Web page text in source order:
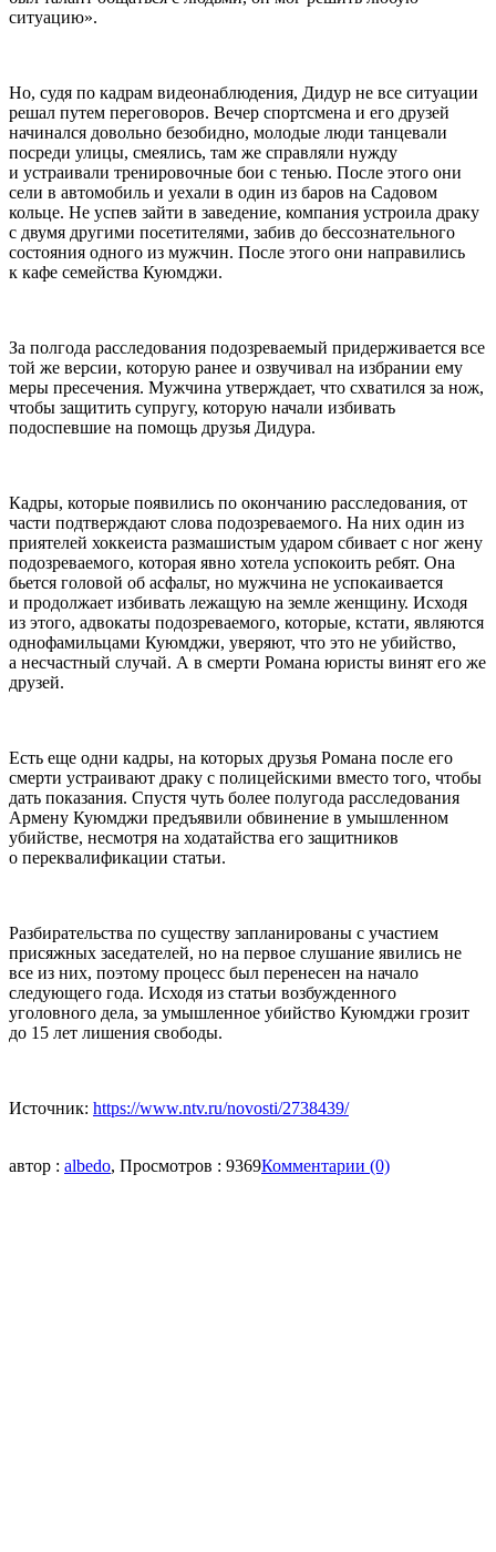
ситуацию».
Но, судя по кадрам видеонаблюдения, Дидур не все ситуации
решал путем переговоров. Вечер спортсмена и его друзей
начинался довольно безобидно, молодые люди танцевали
посреди улицы, смеялись, там же справляли нужду
и устраивали тренировочные бои с тенью. После этого они
сели в автомобиль и уехали в один из баров на Садовом
кольце. Не успев зайти в заведение, компания устроила драку
с двумя другими посетителями, забив до бессознательного
состояния одного из мужчин. После этого они направились
к кафе семейства Куюмджи.
За полгода расследования подозреваемый придерживается все
той же версии, которую ранее и озвучивал на избрании ему
меры пресечения. Мужчина утверждает, что схватился за нож,
чтобы защитить супругу, которую начали избивать
подоспевшие на помощь друзья Дидура.
Кадры, которые появились по окончанию расследования, от
части подтверждают слова подозреваемого. На них один из
приятелей хоккеиста размашистым ударом сбивает с ног жену
подозреваемого, которая явно хотела успокоить ребят. Она
бьется головой об асфальт, но мужчина не успокаивается
и продолжает избивать лежащую на земле женщину. Исходя
из этого, адвокаты подозреваемого, которые, кстати, являются
однофамильцами Куюмджи, уверяют, что это не убийство,
а несчастный случай. А в смерти Романа юристы винят его же
друзей.
Есть еще одни кадры, на которых друзья Романа после его
смерти устраивают драку с полицейскими вместо того, чтобы
дать показания. Спустя чуть более полугода расследования
Армену Куюмджи предъявили обвинение в умышленном
убийстве, несмотря на ходатайства его защитников
о переквалификации статьи.
Разбирательства по существу запланированы с участием
присяжных заседателей, но на первое слушание явились не
все из них, поэтому процесс был перенесен на начало
следующего года. Исходя из статьи возбужденного
уголовного дела, за умышленное убийство Куюмджи грозит
до 15 лет лишения свободы.
Источник: https://www.ntv.ru/novosti/2738439/
автор : albedo, Просмотров : 9369Комментарии (0)